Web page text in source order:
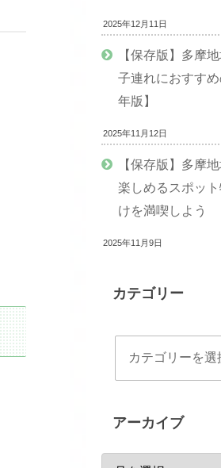
2025年12月11日
【保存版】多摩
子連れにおすす
年版】
2025年11月12日
【保存版】多摩
楽しめるスポッ
けを満喫しよう
2025年11月9日
カテゴリー
アーカイブ